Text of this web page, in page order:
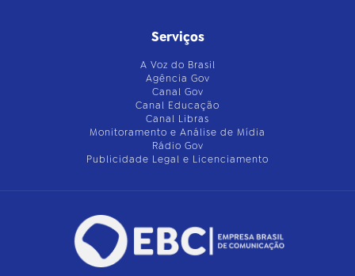
Serviços
A Voz do Brasil
Agência Gov
Canal Gov
Canal Educação
Canal Libras
Monitoramento e Análise de Mídia
Rádio Gov
Publicidade Legal e Licenciamento